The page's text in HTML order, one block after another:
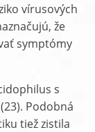
vírusových
že
symptómy
s
Podobná
tiež zistila